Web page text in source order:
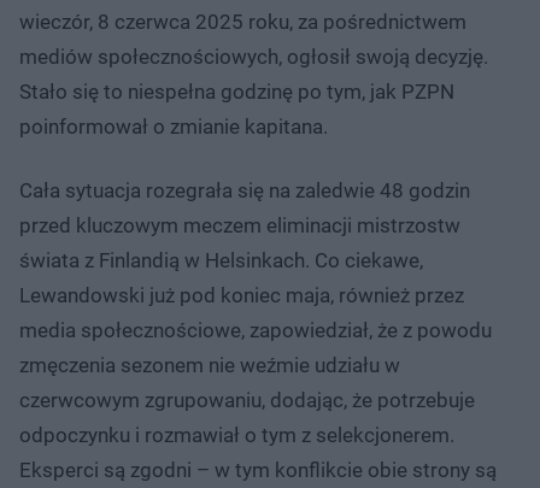
wieczór, 8 czerwca 2025 roku, za pośrednictwem
mediów społecznościowych, ogłosił swoją decyzję.
Stało się to niespełna godzinę po tym, jak PZPN
poinformował o zmianie kapitana.
Cała sytuacja rozegrała się na zaledwie 48 godzin
przed kluczowym meczem eliminacji mistrzostw
świata z Finlandią w Helsinkach. Co ciekawe,
Lewandowski już pod koniec maja, również przez
media społecznościowe, zapowiedział, że z powodu
zmęczenia sezonem nie weźmie udziału w
czerwcowym zgrupowaniu, dodając, że potrzebuje
odpoczynku i rozmawiał o tym z selekcjonerem.
Eksperci są zgodni – w tym konflikcie obie strony są